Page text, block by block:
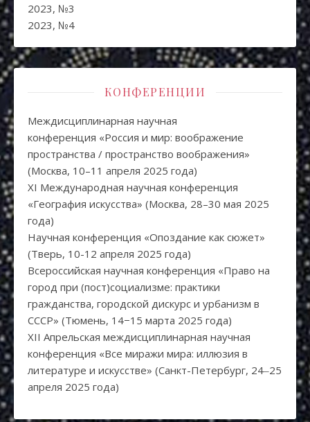
2023, №3
2023, №4
КОНФЕРЕНЦИИ
Междисциплинарная научная
конференция «Россия и мир: воображение
пространства / пространство воображения»
(Москва, 10–11 апреля 2025 года)
XI Международная научная конференция
«География искусства» (Москва, 28–30 мая 2025
года)
Научная конференция «Опоздание как сюжет»
(Тверь, 10-12 апреля 2025 года)
Всероссийская научная конференция «Право на
город при (пост)социализме: практики
гражданства, городской дискурс и урбанизм в
СССР» (Тюмень, 14−15 марта 2025 года)
XII Апрельская междисциплинарная научная
конференция «Все миражи мира: иллюзия в
литературе и искусстве» (Санкт-Петербург, 24‒25
апреля 2025 года)